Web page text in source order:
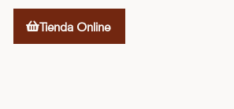
Tienda Online